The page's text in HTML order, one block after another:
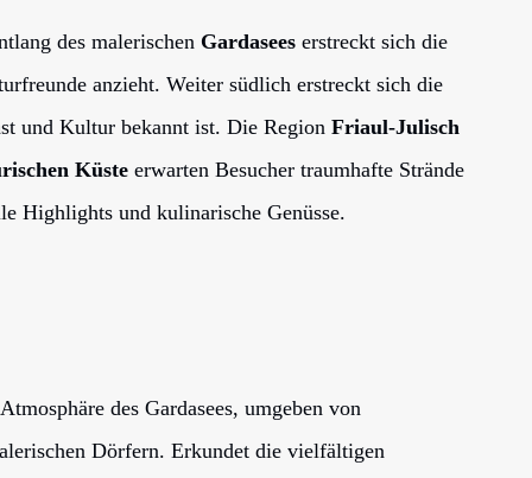
des malerischen Gardaseeserstreckt sich die
anzieht. Weiter südlich erstreckt sich die
und Kultur bekannt ist. Die Region Friaul-Julisch
Küste erwarten Besucher traumhafte Strände
Highlights und kulinarische Genüsse.
des Gardasees, umgeben von
Dörfern. Erkundet die vielfältigen